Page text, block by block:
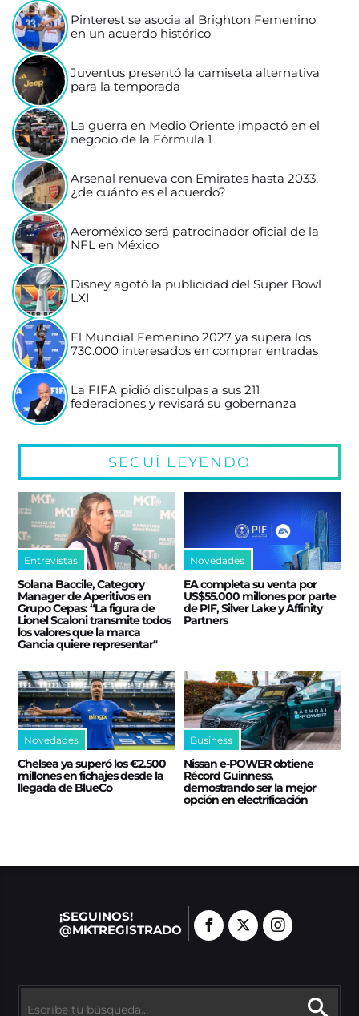
Pinterest se asocia al Brighton Femenino
en un acuerdo histórico
Juventus presentó la camiseta alternativa
para la temporada
La guerra en Medio Oriente impactó en el
negocio de la Fórmula 1
Arsenal renueva con Emirates hasta 2033,
¿de cuánto es el acuerdo?
Aeroméxico será patrocinador oficial de la
NFL en México
Disney agotó la publicidad del Super Bowl
LXI
El Mundial Femenino 2027 ya supera los
730.000 interesados en comprar entradas
La FIFA pidió disculpas a sus 211
federaciones y revisará su gobernanza
SEGUÍ LEYENDO
Entrevistas
Solana Baccile, Category
Manager de Aperitivos en
Grupo Cepas: “La figura de
Lionel Scaloni transmite todos
los valores que la marca
Gancia quiere representar"
Novedades
EA completa su venta por
US$55.000 millones por parte
de PIF, Silver Lake y Affinity
Partners
Novedades
Chelsea ya superó los €2.500
millones en fichajes desde la
llegada de BlueCo
Business
Nissan e‑POWER obtiene
Récord Guinness,
demostrando ser la mejor
opción en electrificación
¡SEGUINOS!
@MKTREGISTRADO